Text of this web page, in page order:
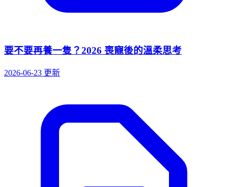
要不要再養一隻？2026 喪寵後的溫柔思考
2026-06-23 更新